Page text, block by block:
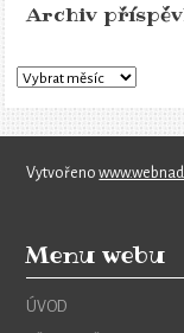
Archiv
Vytvořeno
Menu webu
ÚVOD